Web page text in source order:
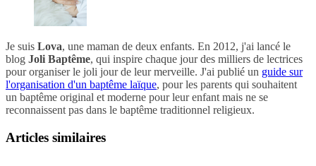
Je suis Lova, une maman de deux enfants. En 2012, j'ai lancé le
blog Joli Baptême, qui inspire chaque jour des milliers de lectrices
pour organiser le joli jour de leur merveille. J'ai publié un guide sur
l'organisation d'un baptême laïque, pour les parents qui souhaitent
un baptême original et moderne pour leur enfant mais ne se
reconnaissent pas dans le baptême traditionnel religieux.
Articles similaires